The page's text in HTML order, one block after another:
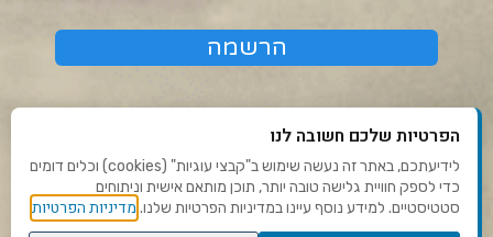
תנאי שימוש ומדיניות פרטיות
הפרטיות שלכם חשובה לנו
לידיעתכם, באתר זה נעשה שימוש ב"קבצי עוגיות" (cookies) וכלים דומים
כדי לספק חוויית גלישה טובה יותר, תוכן מותאם אישית וניתוחים
סטטיסטיים. למידע נוסף עיינו במדיניות הפרטיות שלנו. מדיניות הפרטיות